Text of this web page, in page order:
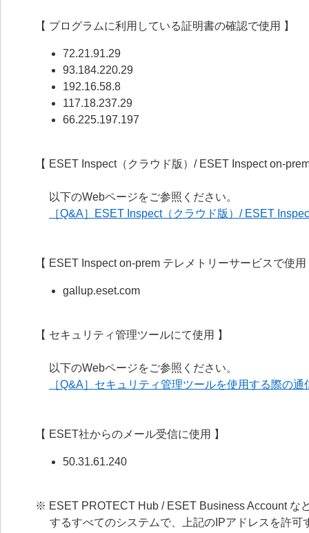
【 プログラムに利用している証明書の確認で使用 】
72.21.91.29
93.184.220.29
192.16.58.8
117.18.237.29
66.225.197.197
【 ESET Inspect（クラウド版）/ ESET Inspect on-
以下のWebページをご参照ください。
［Q&A］ESET Inspect（クラウド版）/ ESET
【 ESET Inspect on-prem テレメトリーサービスで使用
gallup.eset.com
【 セキュリティ管理ツールにて使用 】
以下のWebページをご参照ください。
［Q&A］セキュリティ管理ツールを使用する際の
【 ESET社からのメール受信に使用 】
50.31.61.240
※ ESET PROTECT Hub / ESET Business Account な
するすべてのシステムで、上記のIPアドレスを許可